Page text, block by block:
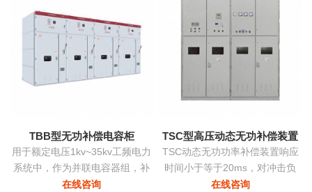
TBB型无功补偿电容柜
用于额定电压1kv~35kv工频电力
系统中，作为并联电容器组，补
偿系统中的感性无功，用以提高
在线咨询
TSC型高压动态无功补偿装置
TSC动态无功功率补偿装置响应
时间小于等于20ms，对冲击负
荷、时变负荷能够实时监测、动
在线咨询